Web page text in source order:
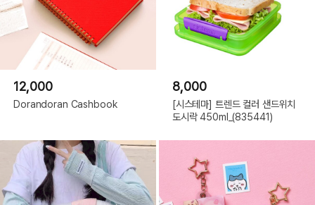
12,000
Dorandoran Cashbook
8,000
[시스테마] 트렌드 컬러 샌드위치
도시락 450ml_(835441)